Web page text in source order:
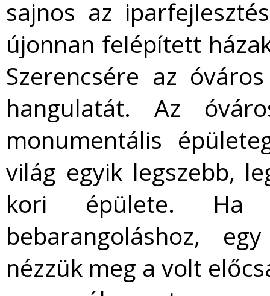
sajnos az
újonnan felépített
Szerencsére az
hangulatát. Az
monumentális
világ egyik legszebb,
kori épülete.
bebarangoláshoz,
nézzük meg a volt